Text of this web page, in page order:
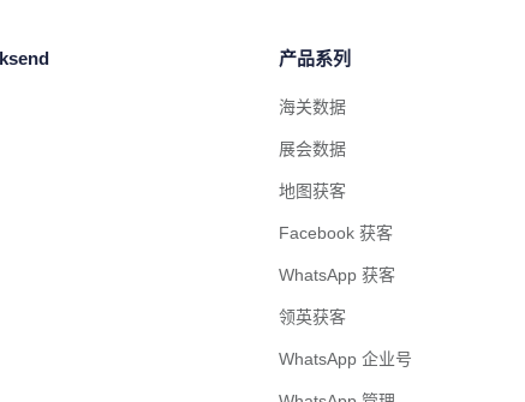
产品系列
海关数据
展会数据
地图获客
Facebook 获客
WhatsApp 获客
领英获客
WhatsApp 企业号